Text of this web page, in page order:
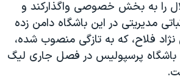
را به بخش خصوصی واگذارکند و
مدیریتی در این باشگاه دامن زده
فلاح، که به تازگی منصوب شده،
پرسپولیس در فصل جاری لیگ